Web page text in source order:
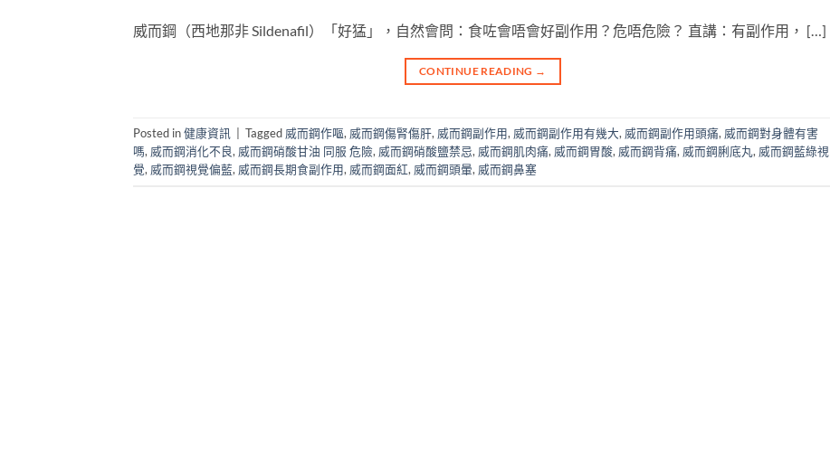
威而鋼（西地那非 Sildenafil）「好猛」，自然會問：食咗會唔會好副作用？危唔危險？​ 直講：有副作用， […]
CONTINUE READING →
Posted in健康資訊 Tagged 威而鋼作嘔, 威而鋼傷腎傷肝, 威而鋼副作用, 威而鋼副作用有幾大, 威而鋼副作用頭痛, 威而鋼對身體有害
嗎, 威而鋼消化不良, 威而鋼硝酸甘油 同服 危險, 威而鋼硝酸鹽禁忌, 威而鋼肌肉痛, 威而鋼胃酸, 威而鋼背痛, 威而鋼脷底丸, 威而鋼藍綠視
覺, 威而鋼視覺偏藍, 威而鋼長期食副作用, 威而鋼面紅, 威而鋼頭暈, 威而鋼鼻塞